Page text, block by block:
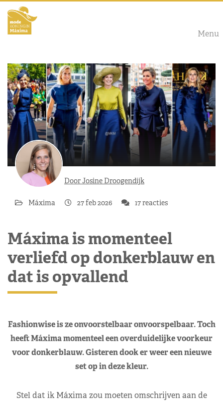
Menu
Door Josine Droogendijk
Máxima 27 feb 2026 17 reacties
Máxima is momenteel
verliefd op donkerblauw en
dat is opvallend
Fashionwise is ze onvoorstelbaar onvoorspelbaar. Toch
heeft Máxima momenteel een overduidelijke voorkeur
voor donkerblauw. Gisteren dook er weer een nieuwe
set op in deze kleur.
Stel dat ik Máxima zou moeten omschrijven aan de